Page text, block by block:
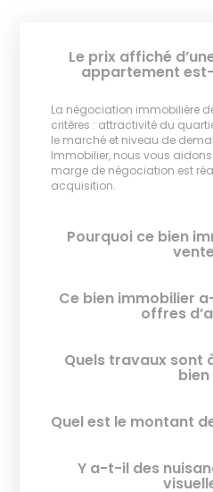
Le prix affiché
appartement
La négociation immobilière
critères : attractivité du
le marché et niveau de
Immobilier, nous vous
marge de négociation est
acquisition.
Pourquoi ce bien
Ce bien immobilier
offres
Quels travaux sont
bien
Quel est le montant
Y a-t-il des